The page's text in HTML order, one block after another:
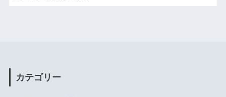
カテゴリー